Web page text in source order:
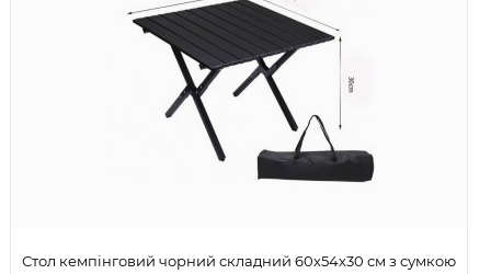
Стол кемпінговий чорний складний 60х54х30 см з сумкою